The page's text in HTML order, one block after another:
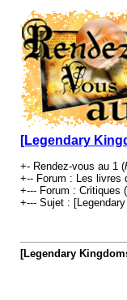
[Legendary
+- Rendez-vous au 1 (
+-- Forum : Les livres
+--- Forum : Critiques (
+--- Sujet :
[Legendary